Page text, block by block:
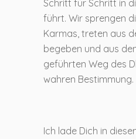
Schritt für Schritt in
führt. Wir sprengen
Karmas, treten aus
begeben und aus
geführten Weg des
wahren Bestimmung.
Ich lade Dich in